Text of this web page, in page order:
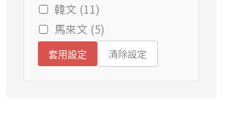
韓文 (11)
馬來文 (5)
套用設定 清除設定